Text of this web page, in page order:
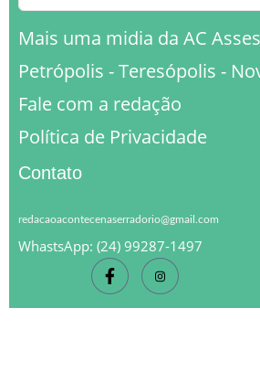
Mais uma midia da AC
Petrópolis - Teresópolis -
Fale com a redação
Política de Privacidade
Contato
redacaoacontecenaserradorio@gmail.com
WhastsApp: (24) 99287-1497